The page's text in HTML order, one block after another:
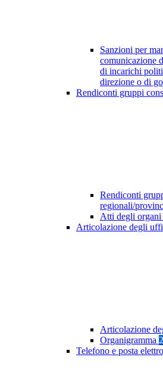
Sanzioni per
comunicazione
di incarichi
direzione o di
Rendiconti gruppi
Rendiconti
regionali/
Atti degli
Articolazione degli
Articolazione
Organigramma 2
Telefono e posta